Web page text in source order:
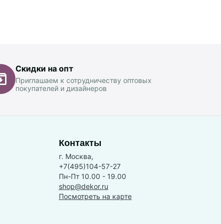
Скидки на опт
Приглашаем к сотрудничеству оптовых
покупателей и дизайнеров
Контакты
г. Москва,
+7(495)104-57-27
Пн-Пт 10.00 - 19.00
shop@dekor.ru
Посмотреть на карте